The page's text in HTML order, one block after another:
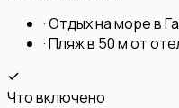
·Отдых на море в
·Пляж в 50 м от
Что включено